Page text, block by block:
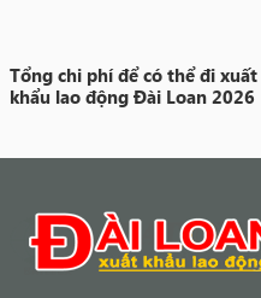
Tổng chi phí để có thể đi xuất
khẩu lao động Đài Loan 2026